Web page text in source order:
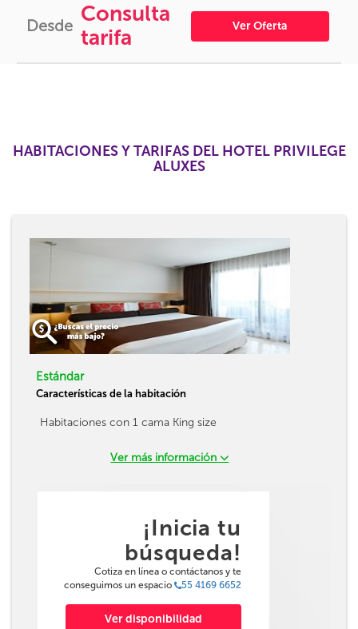
Desde Consulta
tarifa
Ver Oferta
HABITACIONES Y TARIFAS DEL HOTEL PRIVILEGE
ALUXES
Estándar
Características de la habitación
Habitaciones con 1 cama King size
Ver más información
¡Inicia tu
búsqueda!
Cotiza en línea o contáctanos y te
conseguimos un espacio
55 4169 6652
Ver disponibilidad